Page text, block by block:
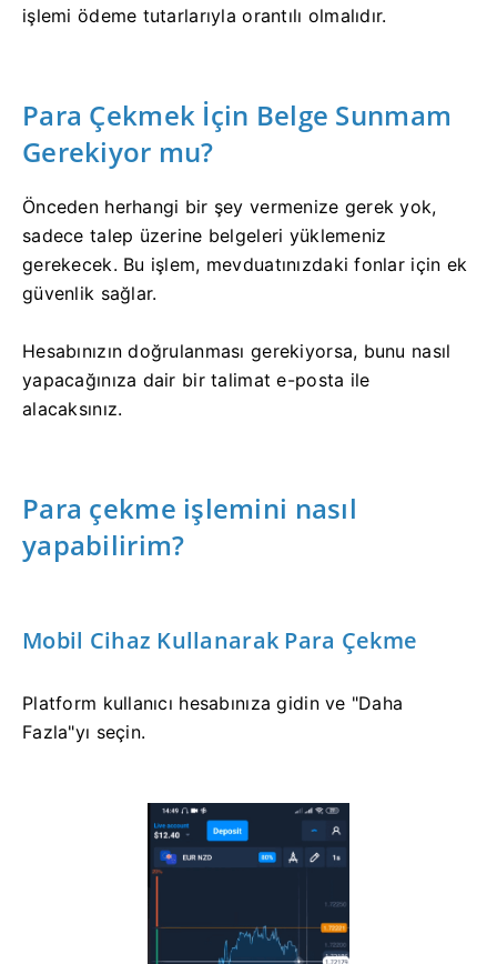
işlemi ödeme tutarlarıyla orantılı olmalıdır.
Para Çekmek İçin Belge Sunmam
Gerekiyor mu?
Önceden herhangi bir şey vermenize gerek yok,
sadece talep üzerine belgeleri yüklemeniz
gerekecek. Bu işlem, mevduatınızdaki fonlar için ek
güvenlik sağlar.
Hesabınızın doğrulanması gerekiyorsa, bunu nasıl
yapacağınıza dair bir talimat e-posta ile
alacaksınız.
Para çekme işlemini nasıl
yapabilirim?
Mobil Cihaz Kullanarak Para Çekme
Platform kullanıcı hesabınıza gidin ve "Daha
Fazla"yı seçin.